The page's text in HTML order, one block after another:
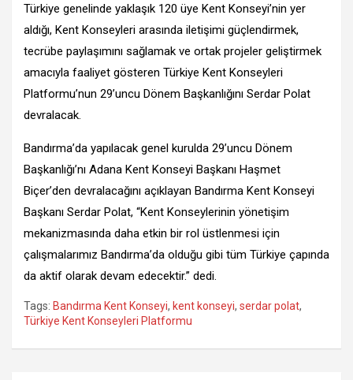
Türkiye genelinde yaklaşık 120 üye Kent Konseyi’nin yer
aldığı, Kent Konseyleri arasında iletişimi güçlendirmek,
tecrübe paylaşımını sağlamak ve ortak projeler geliştirmek
amacıyla faaliyet gösteren Türkiye Kent Konseyleri
Platformu’nun 29’uncu Dönem Başkanlığını Serdar Polat
devralacak.
Bandırma’da yapılacak genel kurulda 29’uncu Dönem
Başkanlığı’nı Adana Kent Konseyi Başkanı Haşmet
Biçer’den devralacağını açıklayan Bandırma Kent Konseyi
Başkanı Serdar Polat, “Kent Konseylerinin yönetişim
mekanizmasında daha etkin bir rol üstlenmesi için
çalışmalarımız Bandırma’da olduğu gibi tüm Türkiye çapında
da aktif olarak devam edecektir.” dedi.
Tags: Bandırma Kent Konseyi, kent konseyi, serdar polat,
Türkiye Kent Konseyleri Platformu